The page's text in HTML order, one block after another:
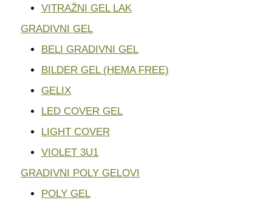
VITRAŽNI GEL LAK
GRADIVNI GEL
BELI GRADIVNI GEL
BILDER GEL (HEMA FREE)
GELIX
LED COVER GEL
LIGHT COVER
VIOLET 3U1
GRADIVNI POLY GELOVI
POLY GEL